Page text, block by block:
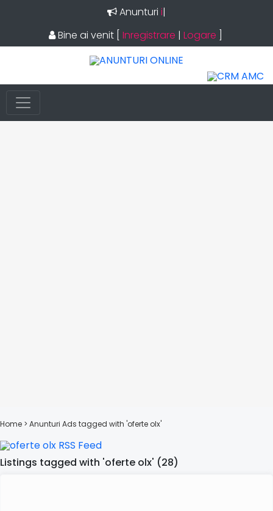
Anunturiimob
Bine ai venit
Inregistrare | Logare
Home > Anunturi Ads tagged with 'oferte olx'
Listings tagged with 'oferte olx' (28)